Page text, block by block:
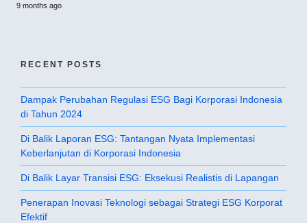
9 months ago
RECENT POSTS
Dampak Perubahan Regulasi ESG Bagi Korporasi Indonesia
di Tahun 2024
Di Balik Laporan ESG: Tantangan Nyata Implementasi
Keberlanjutan di Korporasi Indonesia
Di Balik Layar Transisi ESG: Eksekusi Realistis di Lapangan
Penerapan Inovasi Teknologi sebagai Strategi ESG Korporat
Efektif